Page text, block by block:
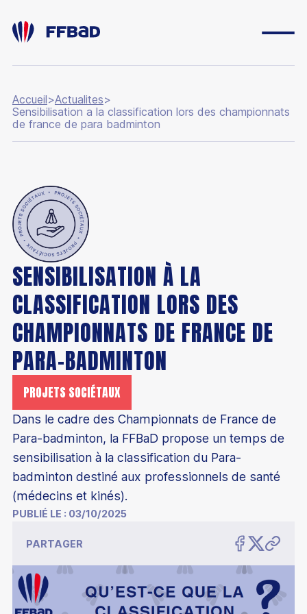
ESPACE DIRIGEANT
BOUTIQUE
YONEX IFB
CARRIÈRES
Découvrir le badminton
Découvrir le para-badminton
Comment jouer au badminton
S'équiper pour jouer
Trouver un stage
Classements
Compétitions
Top 12
Comment devenir champion
Parcours de performance fédérale
Les structures d'entraînement permanentes
Les collectifs France
Collectif France Sourds et malentendants
Éducation
Badminton scolaire et universitaire
Junior Academy
Mémoires étudiants
Éco-responsabilité
Inclusion
Être encadrant
Formations bénévoles
Formations professionnelles
Formations continues
Chiffres clés
Les bonnes raisons de s'affilier
Accueil>Actualites>
Sensibilisation a la classification lors des championnats
de france de para badminton
SENSIBILISATION À LA
CLASSIFICATION LORS DES
CHAMPIONNATS DE FRANCE DE
PARA-BADMINTON
PROJETS SOCIÉTAUX
Dans le cadre des Championnats de France de
Para-badminton, la FFBaD propose un temps de
sensibilisation à la classification du Para-
badminton destiné aux professionnels de santé
(médecins et kinés).
PUBLIÉ LE : 03/10/2025
PARTAGER